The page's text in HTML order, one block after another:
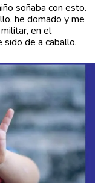
soñaba con esto.
he domado y me
en el
sido de a caballo.